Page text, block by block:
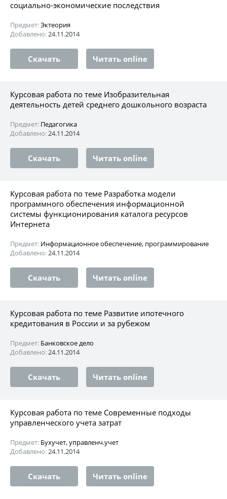
социально-экономические последствия
Предмет:Эктеория
Добавлено:24.11.2014
Скачать Читать online
Курсовая работа по теме Изобразительная
деятельность детей среднего дошкольного возраста
Предмет: Педагогика
Добавлено:24.11.2014
Скачать Читать online
Курсовая работа по теме Разработка модели
программного обеспечения информационной
системы функционирования каталога ресурсов
Интернета
Предмет: Информационное обеспечение, программирование
Добавлено:24.11.2014
Скачать Читать online
Курсовая работа по теме Развитие ипотечного
кредитования в России и за рубежом
Предмет: Банковское дело
Добавлено:24.11.2014
Скачать Читать online
Курсовая работа по теме Современные подходы
управленческого учета затрат
Предмет: Бухучет, управленч.учет
Добавлено:24.11.2014
Скачать Читать online